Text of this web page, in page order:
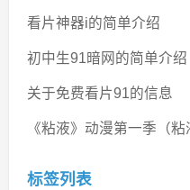
看片神器i的简单介绍
初中生91暗网的简单介绍
关于免费看片91的信息
《粘液》动漫第一季（
标签列表